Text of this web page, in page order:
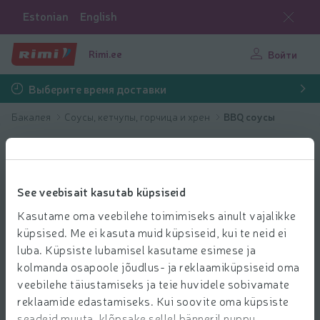
See veebisait kasutab küpsiseid
Kasutame oma veebilehe toimimiseks ainult vajalikke
küpsised. Me ei kasuta muid küpsiseid, kui te neid ei
luba. Küpsiste lubamisel kasutame esimese ja
kolmanda osapoole jõudlus- ja reklaamiküpsiseid oma
veebilehe täiustamiseks ja teie huvidele sobivamate
reklaamide edastamiseks. Kui soovite oma küpsiste
Estonian English
Rimi.ee Войти
Выберите время доставки
Бакалея Соусы, кетчупы, горчица и хрен BBQ соусы